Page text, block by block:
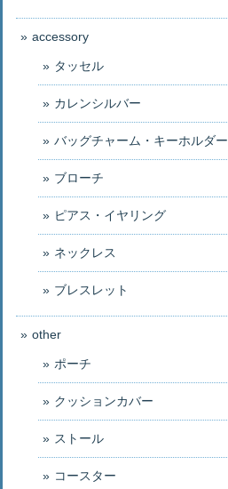
accessory
タッセル
カレンシルバー
バッグチャーム・キーホルダー
ブローチ
ピアス・イヤリング
ネックレス
ブレスレット
other
ポーチ
クッションカバー
ストール
コースター